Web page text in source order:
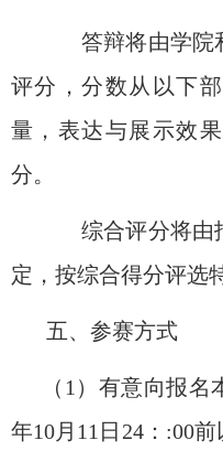
答辩将由学院
评分，分数从以下
量 ， 表达与展示效果
分。
综合评分将由
定， 按综合得分评选
五、参赛方式
（ 1 ）有意向报名
年10月 11 日 24： :00前